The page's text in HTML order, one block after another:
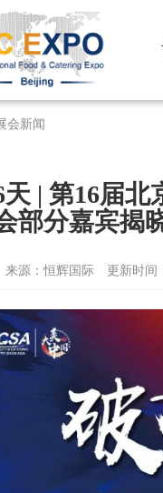
会新闻
| 第16届
部分嘉宾揭
来源：恒辉国际 更新时间